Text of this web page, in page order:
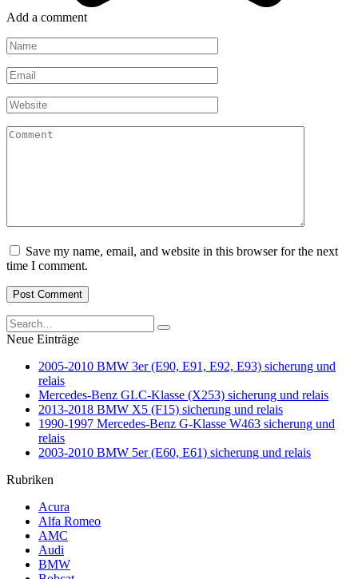
Add a comment
Name
*
Email
*
Website
Comment
Save my name, email, and website in this browser for the next
time I comment.
Search
for:
Neue Einträge
2005-2010 BMW 3er (E90, E91, E92, E93) sicherung und
relais
Mercedes-Benz GLC-Klasse (X253) sicherung und relais
2013-2018 BMW X5 (F15) sicherung und relais
1990-1997 Mercedes-Benz G-Klasse W463 sicherung und
relais
2003-2010 BMW 5er (E60, E61) sicherung und relais
Rubriken
Acura
Alfa Romeo
AMC
Audi
BMW